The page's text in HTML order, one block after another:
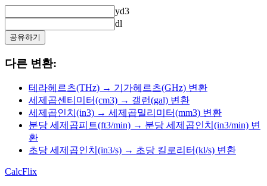
yd3
dl
공유하기
다른 변환:
테라헤르츠(THz) → 기가헤르츠(GHz) 변환
세제곱센티미터(cm3) → 갤런(gal) 변환
세제곱인치(in3) → 세제곱밀리미터(mm3) 변환
분당 세제곱피트(ft3/min) → 분당 세제곱인치(in3/min) 변
환
초당 세제곱인치(in3/s) → 초당 킬로리터(kl/s) 변환
CalcFlix